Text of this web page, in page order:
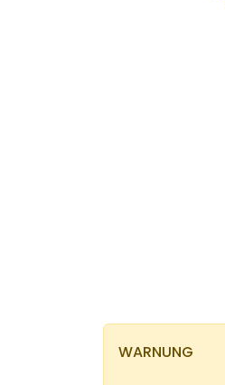
WARNUNG